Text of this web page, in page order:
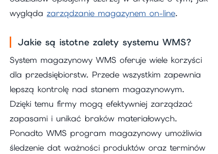
wygląda zarządzanie magazynem on-line.
Jakie są istotne zalety systemu WMS?
System magazynowy WMS oferuje wiele korzyści
dla przedsiębiorstw. Przede wszystkim zapewnia
lepszą kontrolę nad stanem magazynowym.
Dzięki temu firmy mogą efektywniej zarządzać
zapasami i unikać braków materiałowych.
Ponadto WMS program magazynowy umożliwia
śledzenie dat ważności produktów oraz terminów